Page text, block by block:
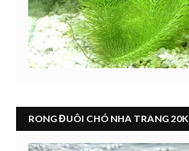
RONG ĐUÔI CHÓ NHA TRANG 20K